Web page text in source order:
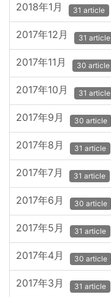
2018年1月 31 article
2017年12月 31 article
2017年11月 30 article
2017年10月 31 article
2017年9月 30 article
2017年8月 31 article
2017年7月 31 article
2017年6月 30 article
2017年5月 31 article
2017年4月 30 article
2017年3月 31 article